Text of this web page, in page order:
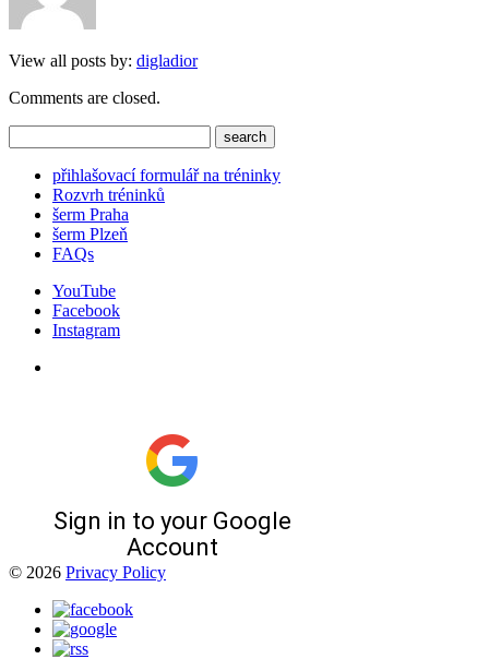
View all posts by: digladior
Comments are closed.
přihlašovací formulář na tréninky
Rozvrh tréninků
šerm Praha
šerm Plzeň
FAQs
YouTube
Facebook
Instagram
© 2026 Privacy Policy